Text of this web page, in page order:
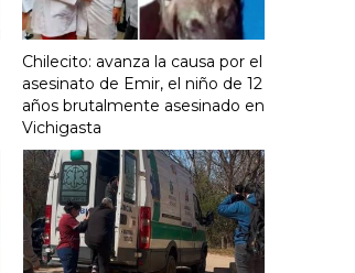
Chilecito: avanza la causa por el
asesinato de Emir, el niño de 12
años brutalmente asesinado en
Vichigasta